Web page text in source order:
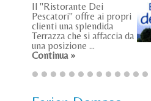
Il "Ristorante Dei
Pescatori" offre ai propri
clienti una splendida
Terrazza che si affaccia da
una posizione ...
Continua »